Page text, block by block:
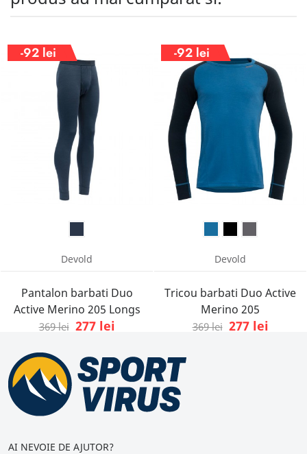
-92 lei
Devold
Pantalon barbati Duo
Active Merino 205 Longs
369 lei 277 lei
-92 lei
Devold
Tricou barbati Duo Active
Merino 205
369 lei 277 lei
AI NEVOIE DE AJUTOR?